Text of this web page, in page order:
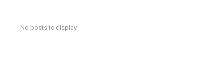
No posts to display